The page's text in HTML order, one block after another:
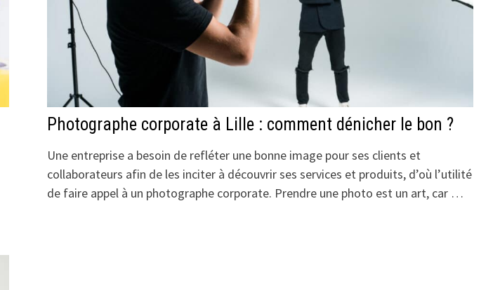
Photographe corporate à Lille : comment dénicher le bon ?
Une entreprise a besoin de refléter une bonne image pour ses clients et
collaborateurs afin de les inciter à découvrir ses services et produits, d’où l’utilité
de faire appel à un photographe corporate. Prendre une photo est un art, car …